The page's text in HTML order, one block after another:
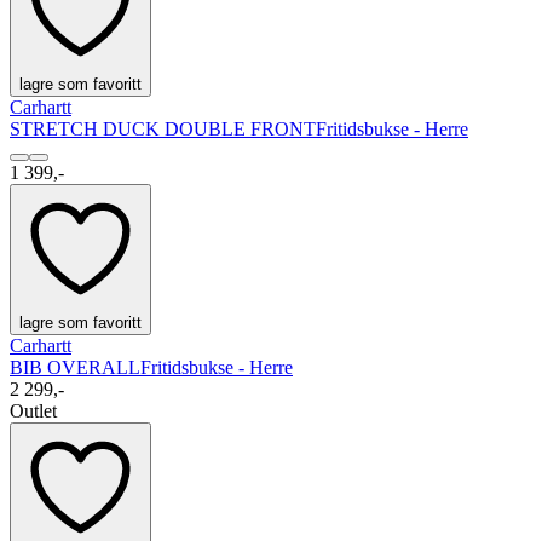
lagre som favoritt
Carhartt
STRETCH DUCK DOUBLE FRONTFritidsbukse - Herre
1 399,-
lagre som favoritt
Carhartt
BIB OVERALLFritidsbukse - Herre
2 299,-
Outlet